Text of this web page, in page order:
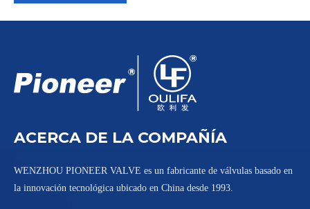
ACERCA DE LA COMPAÑÍA
WENZHOU PIONEER VALVE es un fabricante de válvulas basado en
la innovación tecnológica ubicado en China desde 1993.